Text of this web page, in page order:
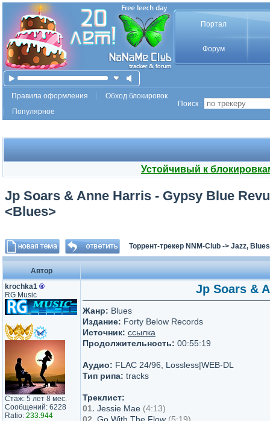
Портал
Форум
Правила оформления
Обход блокировок
Популярное
Поиск :
Устойчивый к
Jp Soars & Anne Harris - Gypsy Blue
<Blues>
Торрент-трекер NNM-Club -> Jazz,
Автор
krochka1 ®
RG Music
Стаж: 5 лет 8 мес.
Сообщений: 6228
Ratio: 233.944
Jp Soars &
Жанр: Blues
Издание: Forty Below Records
Источник: ссылка
Продолжительность: 00:55:19
Аудио: FLAC 24/96, Lossless|WEB-DL
Тип рипа: tracks
Треклист:
01. Jessie Mae (4:13)